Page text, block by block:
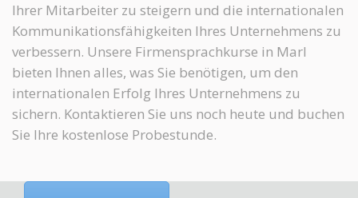
Ihrer Mitarbeiter zu steigern und die internationalen
Kommunikationsfähigkeiten Ihres Unternehmens zu
verbessern. Unsere Firmensprachkurse in Marl
bieten Ihnen alles, was Sie benötigen, um den
internationalen Erfolg Ihres Unternehmens zu
sichern. Kontaktieren Sie uns noch heute und buchen
Sie Ihre kostenlose Probestunde.